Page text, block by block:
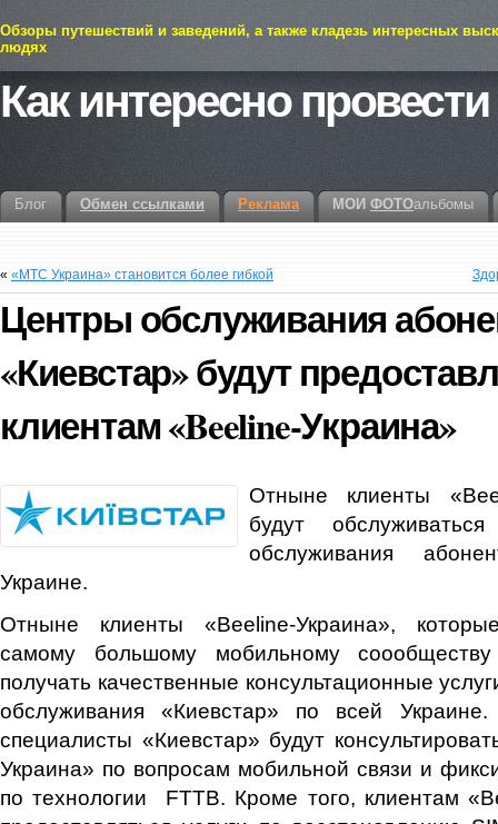
Обзоры путешествий и заведений, а также кладезь интересных
людях
Как интересно
Блог Обмен ссылками Реклама МОИ ФОТОальбомы
« «МТС Украина» становится более гибкой
Центры обслуживания
«Киевстар» будут
клиентам «Beeline-Украина»
Отныне клиенты
будут
обслуживания
Украине.
Отныне клиенты «Beeline-Украина»,
самому большому мобильному соообществу
получать качественные консультационные
обслуживания «Киевстар» по всей
специалисты «Киевстар» будут
Украина» по вопросам мобильной связи и
по технологии FTTB. Кроме того, клиентам